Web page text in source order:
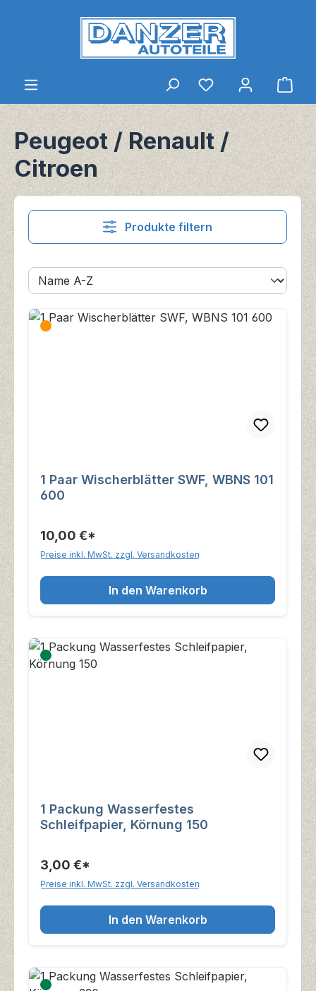
Zum Hauptinhalt springen
Du hast 0
Peugeot / Renault /
Citroen
Produkte filtern
1 Paar Wischerblätter SWF, WBNS 101
600
10,00 €*
Preise inkl. MwSt. zzgl. Versandkosten
In den Warenkorb
1 Packung Wasserfestes
Schleifpapier, Körnung 150
3,00 €*
Preise inkl. MwSt. zzgl. Versandkosten
In den Warenkorb